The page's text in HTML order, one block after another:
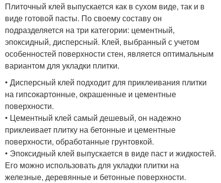
Плиточный клей выпускается как в сухом виде, так и в
виде готовой пасты. По своему составу он
подразделяется на три категории: цементный,
эпоксидный, дисперсный. Клей, выбранный с учетом
особенностей поверхности стен, является оптимальным
вариантом для укладки плитки.
• Дисперсный клей подходит для приклеивания плитки
на гипсокартонные, окрашенные и цементные
поверхности.
• Цементный клей самый дешевый, он надежно
приклеивает плитку на бетонные и цементные
поверхности, обработанные грунтовкой.
• Эпоксидный клей выпускается в виде паст и жидкостей.
Его можно использовать для укладки плитки на
железные, деревянные и бетонные поверхности.